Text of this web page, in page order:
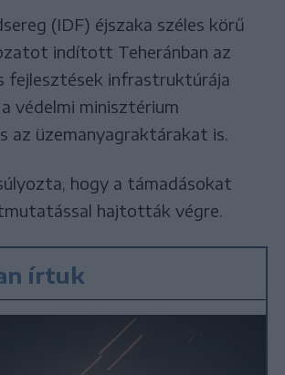
(IDF) éjszaka széles körű
indított Teheránban az
fejlesztések infrastruktúrája
védelmi minisztérium
az üzemanyagraktárakat is.
hogy a támadásokat
hajtották végre.
írtuk